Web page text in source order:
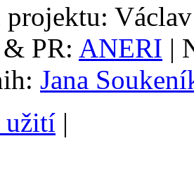
projektu:
PR: ANERI |
Jana
užití |